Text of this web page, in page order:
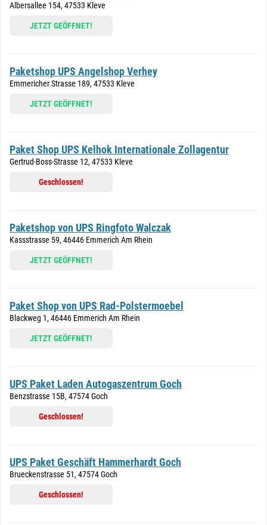
Albersallee 154, 47533 Kleve
JETZT GEÖFFNET!
Paketshop UPS Angelshop Verhey
Emmericher Strasse 189, 47533 Kleve
JETZT GEÖFFNET!
Paket Shop UPS Kelhok Internationale Zollagentur
Gertrud-Boss-Strasse 12, 47533 Kleve
Geschlossen!
Paketshop von UPS Ringfoto Walczak
Kassstrasse 59, 46446 Emmerich Am Rhein
JETZT GEÖFFNET!
Paket Shop von UPS Rad-Polstermoebel
Blackweg 1, 46446 Emmerich Am Rhein
JETZT GEÖFFNET!
UPS Paket Laden Autogaszentrum Goch
Benzstrasse 15B, 47574 Goch
Geschlossen!
UPS Paket Geschäft Hammerhardt Goch
Brueckenstrasse 51, 47574 Goch
Geschlossen!